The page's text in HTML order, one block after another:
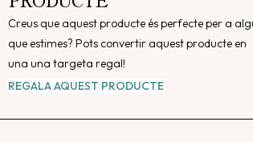
Creus que aquest producte és perfecte per a
que estimes? Pots convertir aquest producte en
una una targeta regal!
REGALA AQUEST PRODUCTE